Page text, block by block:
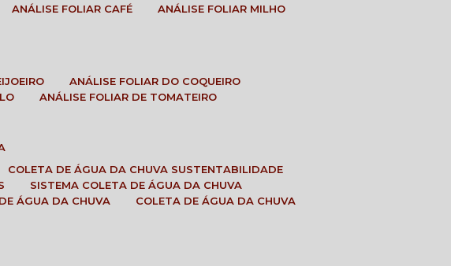
ANÁLISE FOLIAR CAFÉ
ANÁLISE FOLIAR MILHO
ANÁLISE FOLIAR DO COQUEIRO
ANÁLISE FOLIAR DE TOMATEIRO
COLETA DE ÁGUA DA CHUVA SUSTENTABILIDADE
SISTEMA COLETA DE ÁGUA DA CHUVA
ÁGUA DA CHUVA COLETA DE ÁGUA DA CHUVA